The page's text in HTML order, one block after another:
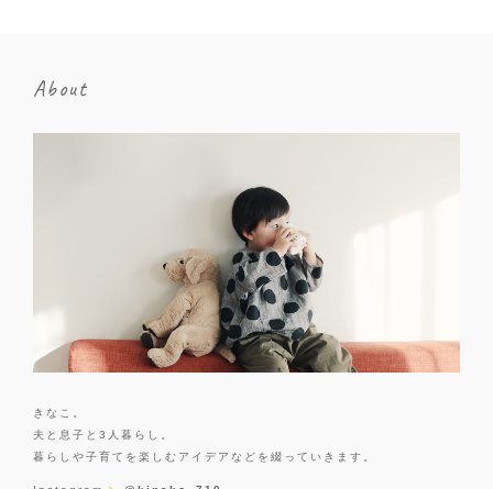
About
きなこ。
夫と息子と3人暮らし。
暮らしや子育てを楽しむアイデアなどを綴っていきます。